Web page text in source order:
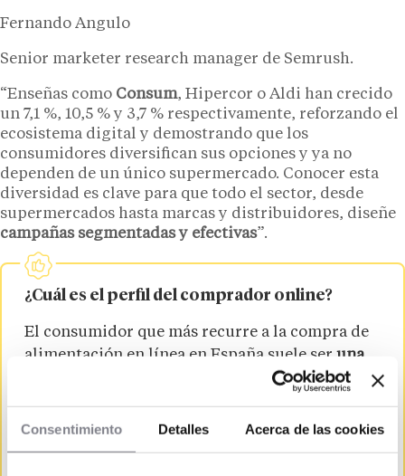
Consentimiento Detalles Acerca de las cookies
Fernando Angulo
Senior marketer research manager de Semrush.
“Enseñas como Consum, Hipercor o Aldi han crecido
un 7,1 %, 10,5 % y 3,7 % respectivamente, reforzando el
ecosistema digital y demostrando que los
consumidores diversifican sus opciones y ya no
dependen de un único supermercado. Conocer esta
diversidad es clave para que todo el sector, desde
supermercados hasta marcas y distribuidores, diseñe
campañas segmentadas y efectivas”.
¿Cuál es el perfil del comprador online?
El consumidor que más recurre a la compra de
alimentación en línea en España suele ser una
, que reside en
mayoritariamente bajos o medios y empleo a